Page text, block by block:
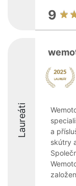
9
Laureáti
a
skútry